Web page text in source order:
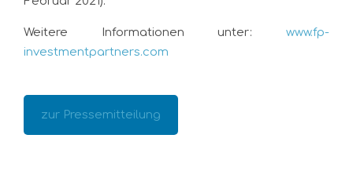
Weitere Informationen unter: www.fp-
investmentpartners.com
zur Pressemitteilung